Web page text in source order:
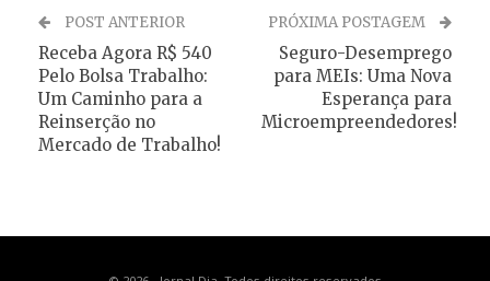
POST ANTERIOR
Receba Agora R$ 540
Pelo Bolsa Trabalho:
Um Caminho para a
Reinserção no
Mercado de Trabalho!
PRÓXIMA POSTAGEM
Seguro-Desemprego
para MEIs: Uma Nova
Esperança para
Microempreendedores!